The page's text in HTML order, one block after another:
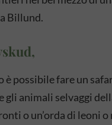
Billund.
è possibile fare un
gli animali selvaggi
o un’orda di leoni